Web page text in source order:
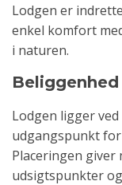
Lodgen er
enkel komfort
i naturen.
Beliggenhed
Lodgen ligger
udgangspunkt
Placeringen giver
udsigtspunkter